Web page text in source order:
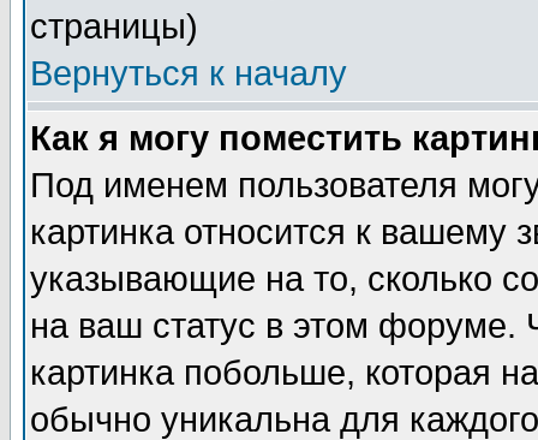
страницы)
Вернуться к началу
Как я могу поместить
Под именем пользователя
картинка относится к вашему
указывающие на то, сколько
на ваш статус в этом форуме.
картинка побольше, которая
обычно уникальна для